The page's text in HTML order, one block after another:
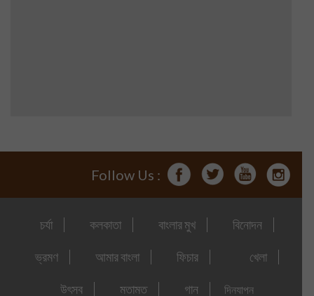
Follow Us :
চর্যা কলকাতা বাংলার মুখ বিনোদন
ভ্রমণ আমার বাংলা ফিচার খেলা
উৎসব মতামত গান দিনযাপন